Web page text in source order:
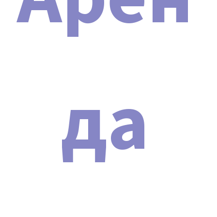
Внимание! Остерегайтесь
подделок!
Из-за популярности многофункционального
да